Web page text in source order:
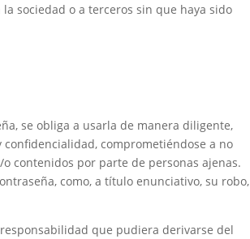
sociedad o a terceros sin que haya sido
se obliga a usarla de manera diligente,
comprometiéndose a no
contenidos por parte de personas ajenas.
como, a título enunciativo, su robo,
que pudiera derivarse del